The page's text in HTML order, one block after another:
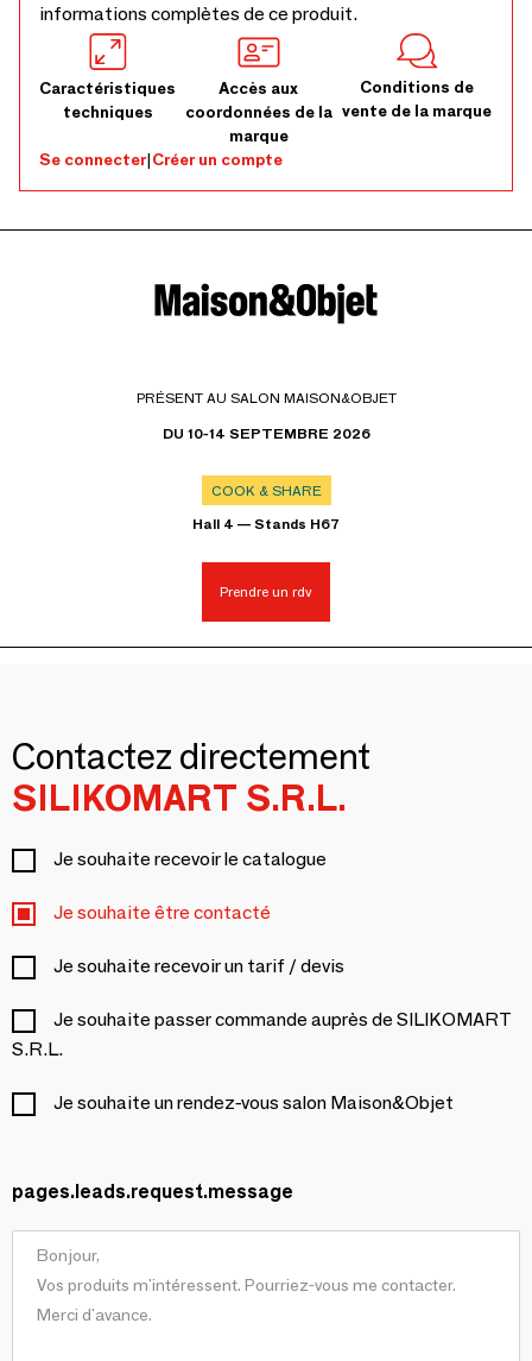
informations complètes de ce produit.
Caractéristiques
techniques
Accès aux
coordonnées de la
marque
Conditions de
vente de la marque
Se connecter|Créer un compte
PRÉSENT AU SALON MAISON&OBJET
DU 10-14 SEPTEMBRE 2026
COOK & SHARE
Hall 4 — Stands H67
Prendre un rdv
Contactez directement
SILIKOMART S.R.L.
Je souhaite recevoir le catalogue
Je souhaite être contacté
Je souhaite recevoir un tarif / devis
Je souhaite passer commande auprès de SILIKOMART
S.R.L.
Je souhaite un rendez-vous salon Maison&Objet
pages.leads.request.message